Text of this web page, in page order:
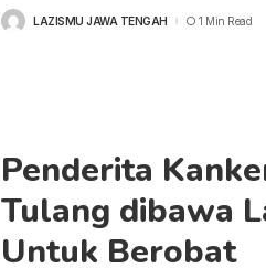
POSTEDLAZISMU JAWA TENGAH 1 Min Read
Penderita
Tulang dibawa
Untuk Berobat